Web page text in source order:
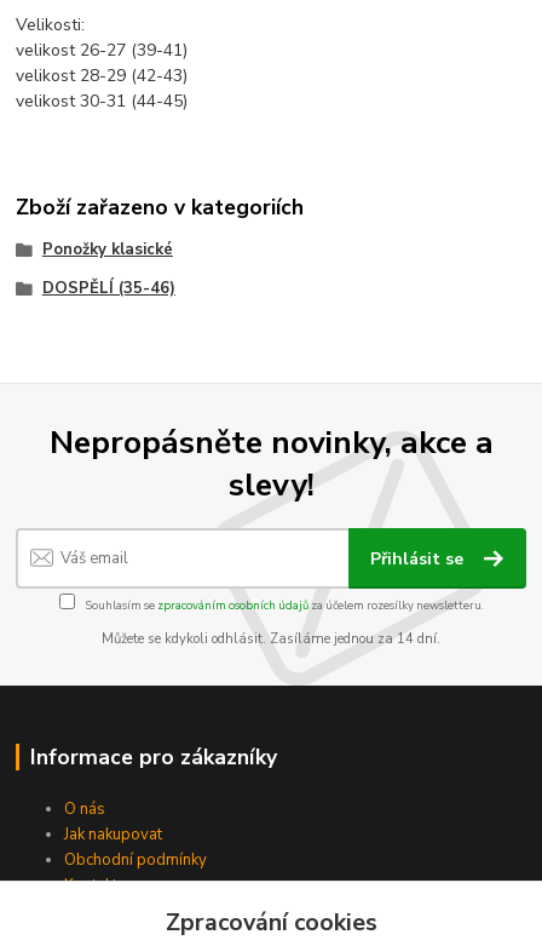
Velikosti:
velikost 26-27 (39-41)
velikost 28-29 (42-43)
velikost 30-31 (44-45)
Zboží zařazeno v kategoriích
Ponožky klasické
DOSPĚLÍ (35-46)
Nepropásněte novinky, akce a
slevy!
Přihlásit se
Souhlasím se zpracováním osobních údajůza účelem rozesílky newsletteru.
Můžete se kdykoli odhlásit. Zasíláme jednou za 14 dní.
Informace pro zákazníky
O nás
Jak nakupovat
Obchodní podmínky
Kontakty
Zpracování cookies